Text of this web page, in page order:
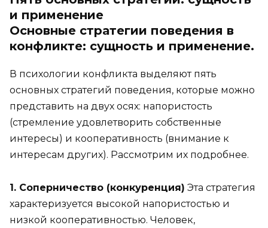
и применение
Основные стратегии поведения в
конфликте: сущность и применение.
В психологии конфликта выделяют пять
основных стратегий поведения, которые можно
представить на двух осях: напористость
(стремление удовлетворить собственные
интересы) и кооперативность (внимание к
интересам других). Рассмотрим их подробнее.
1. Соперничество (конкуренция) Эта стратегия
характеризуется высокой напористостью и
низкой кооперативностью. Человек,